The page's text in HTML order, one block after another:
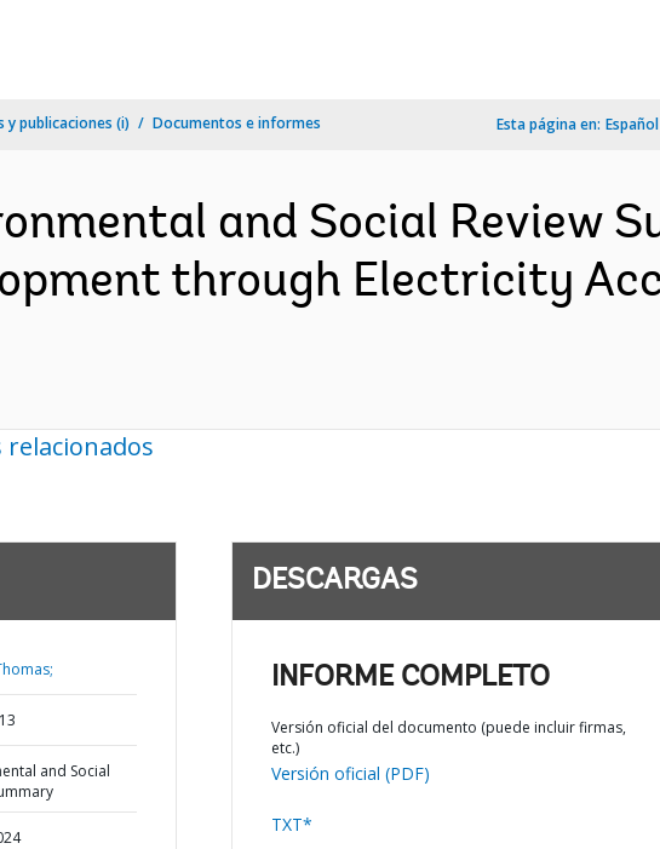
y publicaciones (i) Documentos e informes Esta página en: Español
and Social Review
through Electricity
and Social
DESCARGAS
INFORME COMPLETO
Versión oficial del documento (puede incluir firmas,
etc.)
Versión oficial (PDF)
TXT*